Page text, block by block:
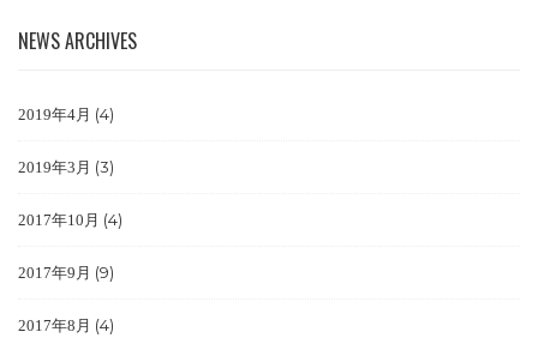
NEWS ARCHIVES
2019年4月 (4)
2019年3月 (3)
2017年10月 (4)
2017年9月 (9)
2017年8月 (4)